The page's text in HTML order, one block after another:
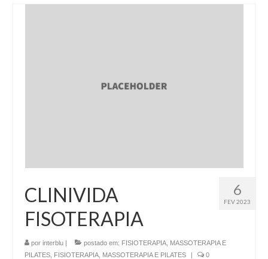
6
FEV 2023
CLINIVIDA
FISOTERAPIA
por interblu | postado em: FISIOTERAPIA, MASSOTERAPIA E
PILATES FISIOTERAPIA, MASSOTERAPIA E PILATES | 0